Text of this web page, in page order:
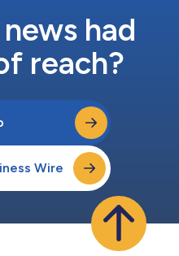
had
reach?
Wire